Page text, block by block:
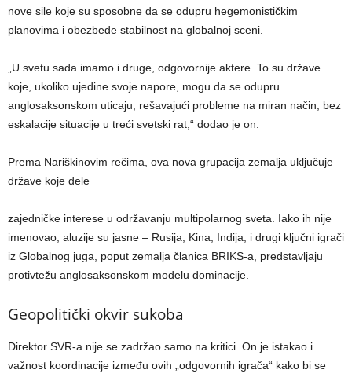
nove sile koje su sposobne da se odupru hegemonističkim
planovima i obezbede stabilnost na globalnoj sceni.
„U svetu sada imamo i druge, odgovornije aktere. To su države
koje, ukoliko ujedine svoje napore, mogu da se odupru
anglosaksonskom uticaju, rešavajući probleme na miran način, bez
eskalacije situacije u treći svetski rat,“ dodao je on.
Prema Nariškinovim rečima, ova nova grupacija zemalja uključuje
države koje dele
zajedničke interese u održavanju multipolarnog sveta. Iako ih nije
imenovao, aluzije su jasne – Rusija, Kina, Indija, i drugi ključni igrači
iz Globalnog juga, poput zemalja članica BRIKS-a, predstavljaju
protivtežu anglosaksonskom modelu dominacije.
Geopolitički okvir sukoba
Direktor SVR-a nije se zadržao samo na kritici. On je istakao i
važnost koordinacije između ovih „odgovornih igrača“ kako bi se